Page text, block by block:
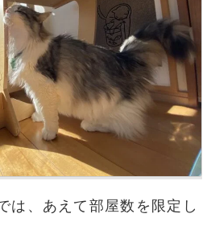
は、あえて部屋数を限定し